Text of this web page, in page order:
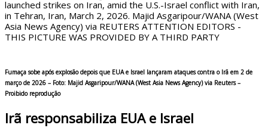
Fumaça sobe após explosão depois que EUA e Israel lançaram ataques contra o Irã em 2 de
março de 2026 – Foto: Majid Asgaripour/WANA (West Asia News Agency) via Reuters –
Proibido reprodução
Irã responsabiliza EUA e Israel